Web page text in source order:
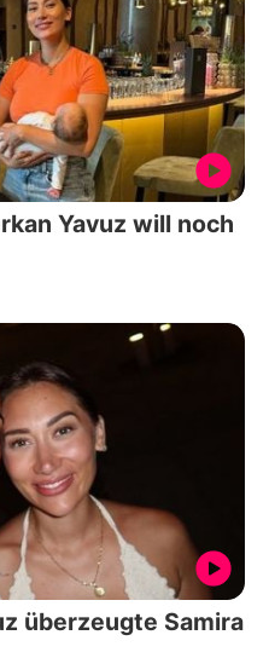
Yavuz will noch
überzeugte Samira